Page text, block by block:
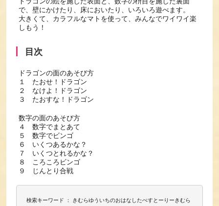
で、壁にかけたり、床においたり、いろいろ遊べます。
大きくて、カラフルなマトを使って、みんなでワイワイ楽
しもう！
目次
ドラゴンの面のあそび方
１ たおせ！ドラゴン
２ なけよ！ドラゴン
３ たおすな！ドラゴン
数字の面のあそび方
４ 数字でまとあて
５ 数字でビンゴ
６ いくつあるかな？
７ いくつとれるかな？
８ ころころビンゴ
９ じんとり合戦
検索キーワード ： きむらゆういちのおはなしたぺすとーりーきむら